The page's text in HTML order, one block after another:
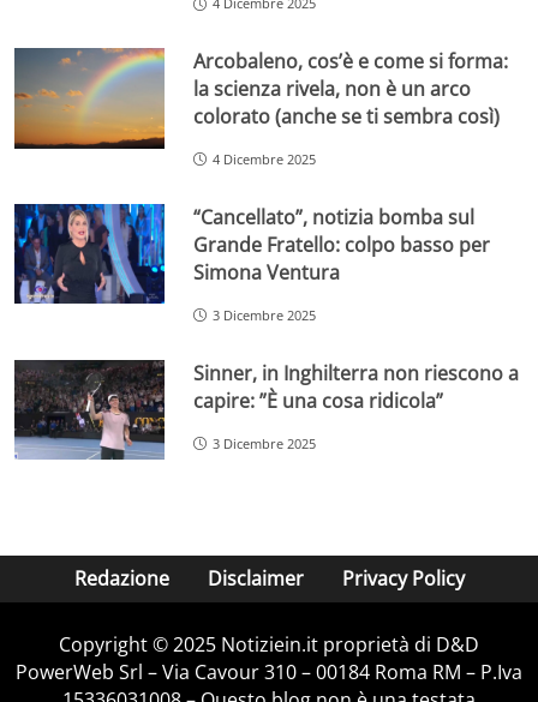
Arcobaleno, cos’è e come si forma:
la scienza rivela, non è un arco
colorato (anche se ti sembra così)
4 Dicembre 2025
“Cancellato”, notizia bomba sul
Grande Fratello: colpo basso per
Simona Ventura
3 Dicembre 2025
Sinner, in Inghilterra non riescono a
capire: ”È una cosa ridicola”
3 Dicembre 2025
Redazione Disclaimer Privacy Policy
Copyright © 2025 Notiziein.it proprietà di D&D
PowerWeb Srl – Via Cavour 310 – 00184 Roma RM – P.Iva